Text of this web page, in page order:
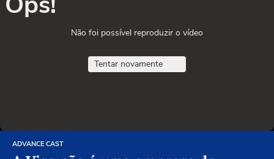
Não foi possível reproduzir o vídeo
Tentar novamente
ADVANCE CAST